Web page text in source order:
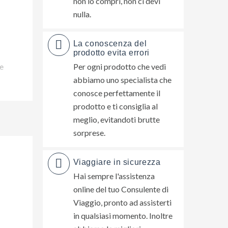
nulla.
La conoscenza del
prodotto evita errori
Per ogni prodotto che vedi
abbiamo uno specialista che
conosce perfettamente il
prodotto e ti consiglia al
meglio, evitandoti brutte
sorprese.
Viaggiare in sicurezza
Hai sempre l'assistenza
online del tuo Consulente di
Viaggio, pronto ad assisterti
in qualsiasi momento. Inoltre